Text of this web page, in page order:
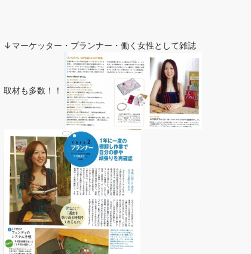
↓マーケッター・プランナー・働く女性として雑誌
取材も多数！！